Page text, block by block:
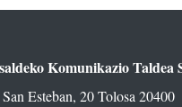
Komunikazio Taldea
San Esteban, 20 Tolosa 20400